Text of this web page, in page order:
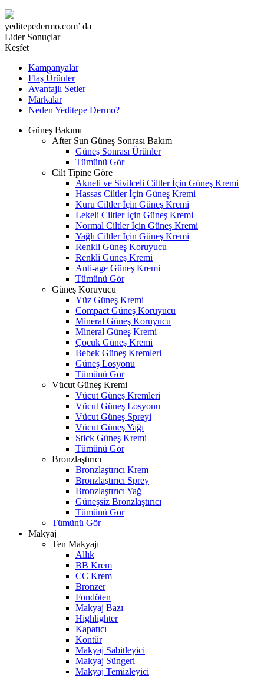
yeditepedermo.com’ da
Lider Sonuçlar
Keşfet
Kampanyalar
Flaş Ürünler
Avantajlı Setler
Markalar
Neden Yeditepe Dermo?
Güneş Bakımı
After Sun Güneş Sonrası Bakım
Güneş Sonrası Ürünler
Tümünü Gör
Cilt Tipine Göre
Akneli ve Sivilceli Ciltler İçin Güneş Kremi
Hassas Ciltler İçin Güneş Kremi
Kuru Ciltler İçin Güneş Kremi
Lekeli Ciltler İçin Güneş Kremi
Normal Ciltler İçin Güneş Kremi
Yağlı Ciltler İçin Güneş Kremi
Renkli Güneş Koruyucu
Renkli Güneş Kremi
Anti-age Güneş Kremi
Tümünü Gör
Güneş Koruyucu
Yüz Güneş Kremi
Compact Güneş Koruyucu
Mineral Güneş Koruyucu
Mineral Güneş Kremi
Çocuk Güneş Kremi
Bebek Güneş Kremleri
Güneş Losyonu
Tümünü Gör
Vücut Güneş Kremi
Vücut Güneş Kremleri
Vücut Güneş Losyonu
Vücut Güneş Spreyi
Vücut Güneş Yağı
Stick Güneş Kremi
Tümünü Gör
Bronzlaştırıcı
Bronzlaştırıcı Krem
Bronzlaştırıcı Sprey
Bronzlaştırıcı Yağ
Güneşsiz Bronzlaştırıcı
Tümünü Gör
Tümünü Gör
Makyaj
Ten Makyajı
Allık
BB Krem
CC Krem
Bronzer
Fondöten
Makyaj Bazı
Highlighter
Kapatıcı
Kontür
Makyaj Sabitleyici
Makyaj Süngeri
Makyaj Temizleyici